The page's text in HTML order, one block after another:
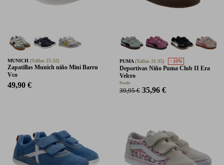
MUNICH (Tallas 25-32)
Zapatillas Munich niño Mini Barru
Vco
49,90 €
PUMA(Tallas 21-35) - 10%
Deportivas Niño Puma Club II Era
Velcro
Desde:
39,95 € 35,96 €